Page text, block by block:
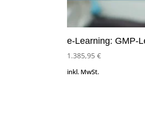
e-Learning: GMP-
1.385,95€
inkl. MwSt.